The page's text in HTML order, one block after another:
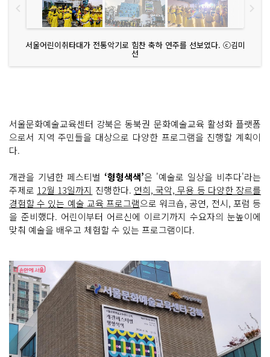
서울어린이취타대가 전통악기로 힘찬 축하 연주를 선보였다. ⓒ김미
선
서울문화예술교육센터 강북은 동북권 문화예술교육 활성화 플랫폼
으로서 지역 주민들을 대상으로 다양한 프로그램을 진행할 계획이
다.
개관을 기념한 페스티벌 ‘형형색색’은 '예술로 일상을 비추다'라는
주제로 12월 13일까지 진행한다. 연희, 국악, 무용 등 다양한 장르를
경험할 수 있는 예술 교육 프로그램으로 워크숍, 공연, 전시, 포럼 등
을 준비했다. 어린이부터 어르신에 이르기까지 수요자의 눈높이에
맞춰 예술을 배우고 체험할 수 있는 프로그램이다.